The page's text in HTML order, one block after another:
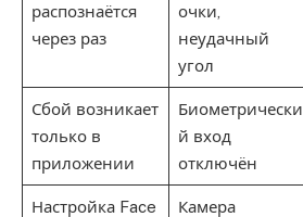
распознаётся
через раз
очки,
неудачный
угол
Сбой возникает
только в
приложении
Биометрически
й вход
отключён
Настройка Face
Камера